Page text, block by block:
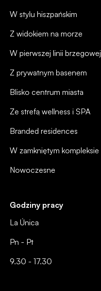
Godziny pracy
La Única
Pn - Pt
9.30 - 17.30
W stylu hiszpańskim
Z widokiem na morze
W pierwszej linii brzegowej
Z prywatnym basenem
Blisko centrum miasta
Ze strefą wellness i SPA
Branded residences
W zamkniętym kompleksie
Nowoczesne